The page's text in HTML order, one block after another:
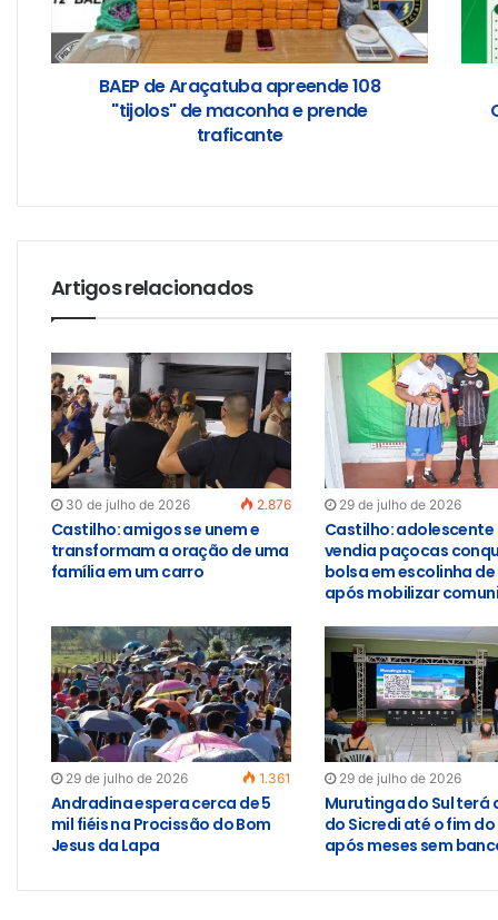
BAEP de Araçatuba apreende 108
"tijolos" de maconha e prende
traficante
Artigos relacionados
30 de julho de 2026 2.876
Castilho: amigos se unem e
transformam a oração de uma
família em um carro
29 de julho de 2026
Castilho: adolescente
vendia paçocas
bolsa em escolinha
após mobilizar
29 de julho de 2026 1.361
Andradina espera cerca de 5
mil fiéis na Procissão do Bom
Jesus da Lapa
29 de julho de 2026
Murutinga do Sul terá
do Sicredi até o fim
após meses sem